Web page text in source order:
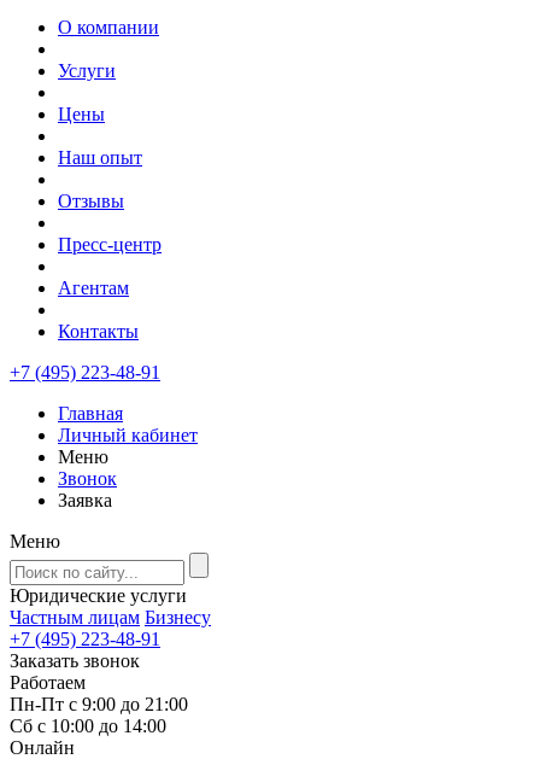
О компании
Услуги
Цены
Наш опыт
Отзывы
Пресс-центр
Агентам
Контакты
+7 (495) 223-48-91
Главная
Личный кабинет
Меню
Звонок
Заявка
Меню
Юридические услуги
Частным лицам Бизнесу
+7 (495) 223-48-91
Заказать звонок
Работаем
Пн-Пт с 9:00 до 21:00
Сб с 10:00 до 14:00
Онлайн